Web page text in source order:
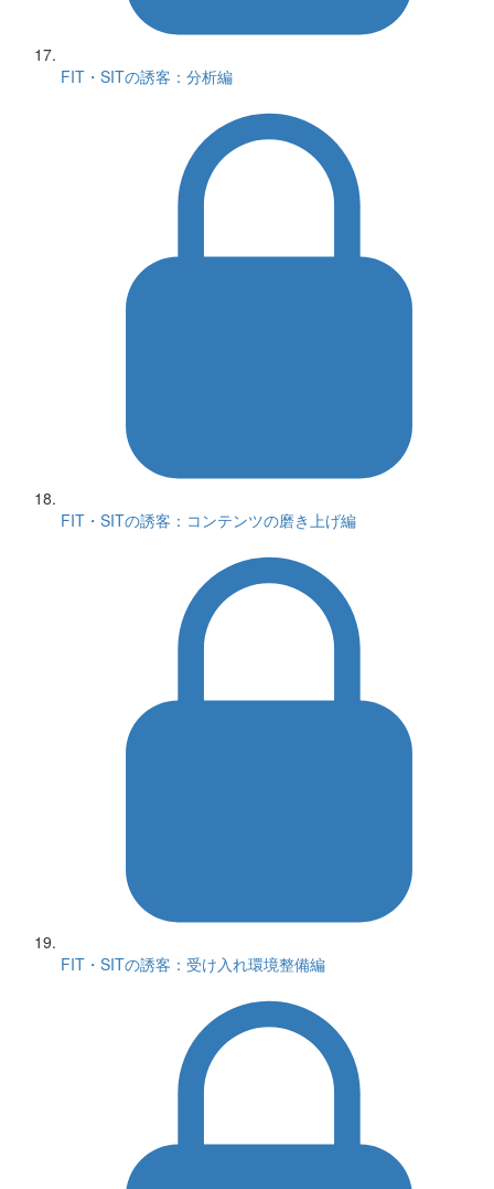
FIT・SITの誘客：分析編
FIT・SITの誘客：コンテンツの磨き上げ編
FIT・SITの誘客：受け入れ環境整備編